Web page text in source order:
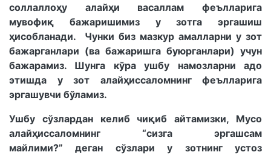
соллаллоҳу алайҳи васаллам феълларига
мувофиқ бажаришимиз у зотга эргашиш
ҳисобланади. Чунки биз мазкур амалларни у зот
бажарганлари (ва бажаришга буюрганлари) учун
бажарамиз. Шунга кўра ушбу намозларни адо
этишда у зот алайҳиссаломнинг феълларига
эргашувчи бўламиз.
Ушбу сўзлардан келиб чиқиб айтамизки, Мусо
алайҳиссаломнинг “сизга эргашсам
майлими?” деган сўзлари у зотнинг устоз